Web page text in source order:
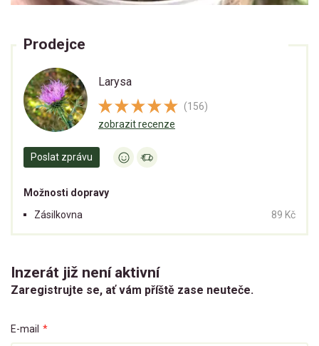
Prodejce
Larysa
(156)
zobrazit recenze
Poslat zprávu
Možnosti dopravy
Zásilkovna
89 Kč
Inzerát již není aktivní
Zaregistrujte se, ať vám příště zase neuteče.
E-mail *